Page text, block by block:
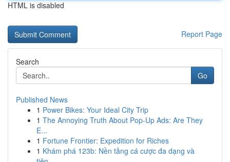
HTML is disabled
Report Page
Search
Go
Published News
1 Power Bikes: Your Ideal City Trip
1 The Annoying Truth About Pop-Up Ads: Are They
E...
1 Fortune Frontier: Expedition for Riches
1 Khám phá 123b: Nền tảng cá cược đa dạng và